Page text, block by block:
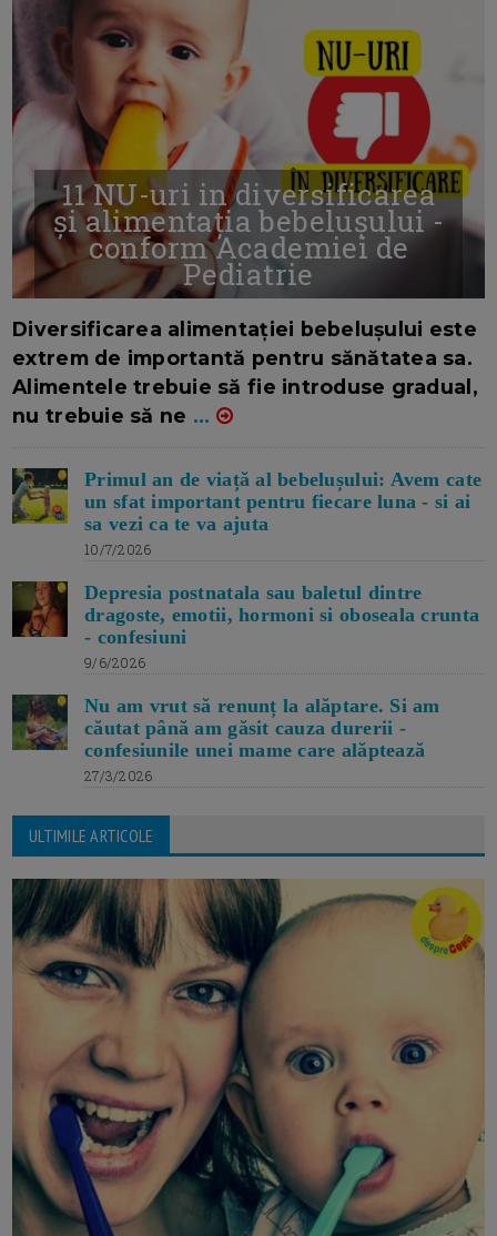
11 NU-uri in diversificarea
și alimentația bebelușului -
conform Academiei de
Pediatrie
Diversificarea alimentației bebelușului este
extrem de importantă pentru sănătatea sa.
Alimentele trebuie să fie introduse gradual,
nu trebuie să ne ...
Primul an de viață al bebelușului: Avem cate
un sfat important pentru fiecare luna - si ai
sa vezi ca te va ajuta
10/7/2026
Depresia postnatala sau baletul dintre
dragoste, emotii, hormoni si oboseala crunta
- confesiuni
9/6/2026
Nu am vrut să renunț la alăptare. Si am
căutat până am găsit cauza durerii -
confesiunile unei mame care alăptează
27/3/2026
ULTIMILE ARTICOLE